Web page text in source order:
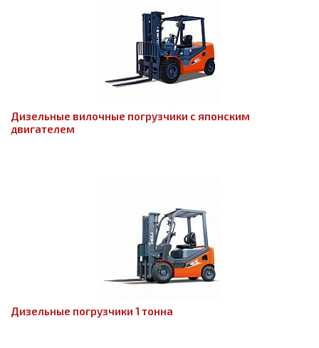
Дизельные вилочные погрузчики с японским
двигателем
Дизельные погрузчики 1 тонна